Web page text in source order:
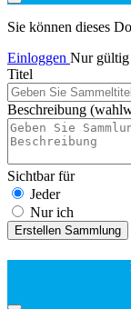
Sie können dieses
Einloggen Nur gültig
Titel
Beschreibung
Sichtbar für
Jeder
Nur ich
Erstellen Sammlung